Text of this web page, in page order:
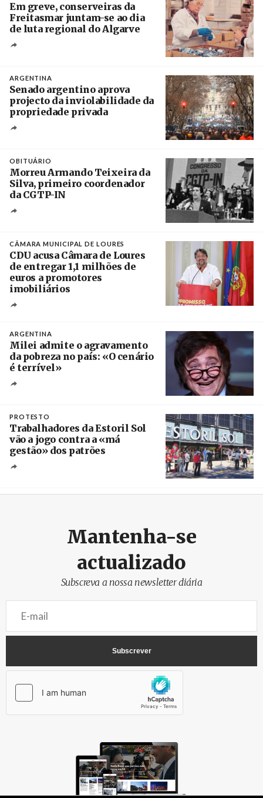
Em greve, conserveiras da
Freitasmar juntam-se ao dia
de luta regional do Algarve
ARGENTINA
Senado argentino aprova
projecto da inviolabilidade da
propriedade privada
OBITUÁRIO
Morreu Armando Teixeira da
Silva, primeiro coordenador
da CGTP-IN
CÂMARA MUNICIPAL DE LOURES
CDU acusa Câmara de Loures
de entregar 1,1 milhões de
euros a promotores
imobiliários
ARGENTINA
Milei admite o agravamento
da pobreza no país: «O cenário
é terrível»
PROTESTO
Trabalhadores da Estoril Sol
vão a jogo contra a «má
gestão» dos patrões
Mantenha-se
actualizado
Subscreva a nossa newsletter diária